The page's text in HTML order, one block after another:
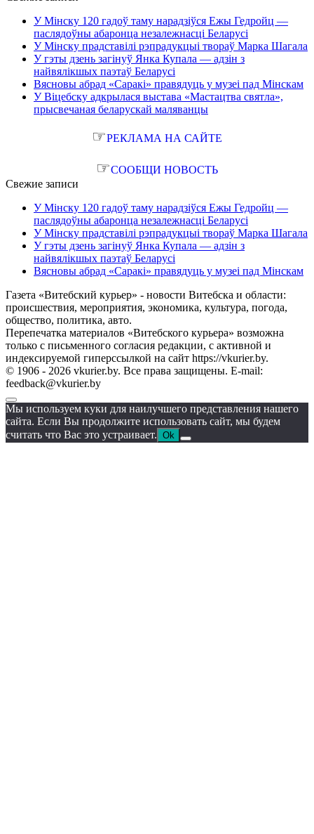
У Мінску 120 гадоў таму нарадзіўся Ежы Гедройц —
паслядоўны абаронца незалежнасці Беларусі
У Мінску прадставілі рэпрадукцыі твораў Марка Шагала
У гэты дзень загінуў Янка Купала — адзін з
найвялікшых паэтаў Беларусі
Вясновы абрад «Саракі» правядуць у музеі пад Мінскам
У Віцебску адкрылася выстава «Мастацтва святла»,
прысвечаная беларускай маляванцы
☞РЕКЛАМА НА САЙТЕ
☞СООБЩИ НОВОСТЬ
Свежие записи
У Мінску 120 гадоў таму нарадзіўся Ежы Гедройц —
паслядоўны абаронца незалежнасці Беларусі
У Мінску прадставілі рэпрадукцыі твораў Марка Шагала
У гэты дзень загінуў Янка Купала — адзін з
найвялікшых паэтаў Беларусі
Вясновы абрад «Саракі» правядуць у музеі пад Мінскам
Газета «Витебский курьер» - новости Витебска и области:
происшествия, мероприятия, экономика, культура, погода,
общество, политика, авто.
Перепечатка материалов «Витебского курьера» возможна
только с письменного согласия редакции, с активной и
индексируемой гиперссылкой на сайт https://vkurier.by.
© 1906 - 2026 vkurier.by. Все права защищены. E-mail:
feedback@vkurier.by
Мы используем куки для наилучшего представления нашего
сайта. Если Вы продолжите использовать сайт, мы будем
считать что Вас это устраивает. Ok